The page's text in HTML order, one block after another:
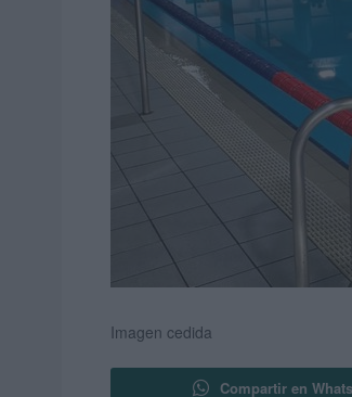
Imagen cedida
Compartir en